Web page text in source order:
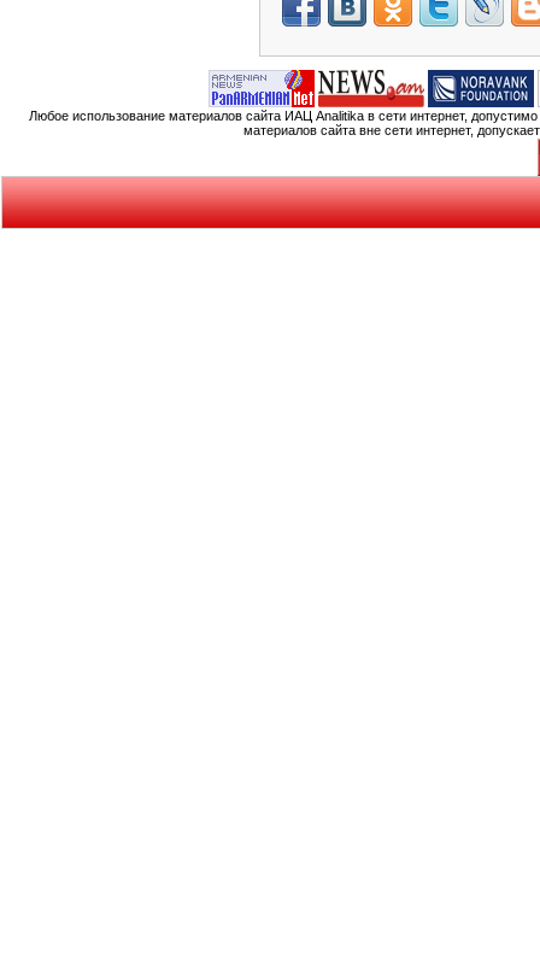
Любое использование материалов сайта ИАЦ Analitika в сети интернет,
материалов сайта вне сети интернет,